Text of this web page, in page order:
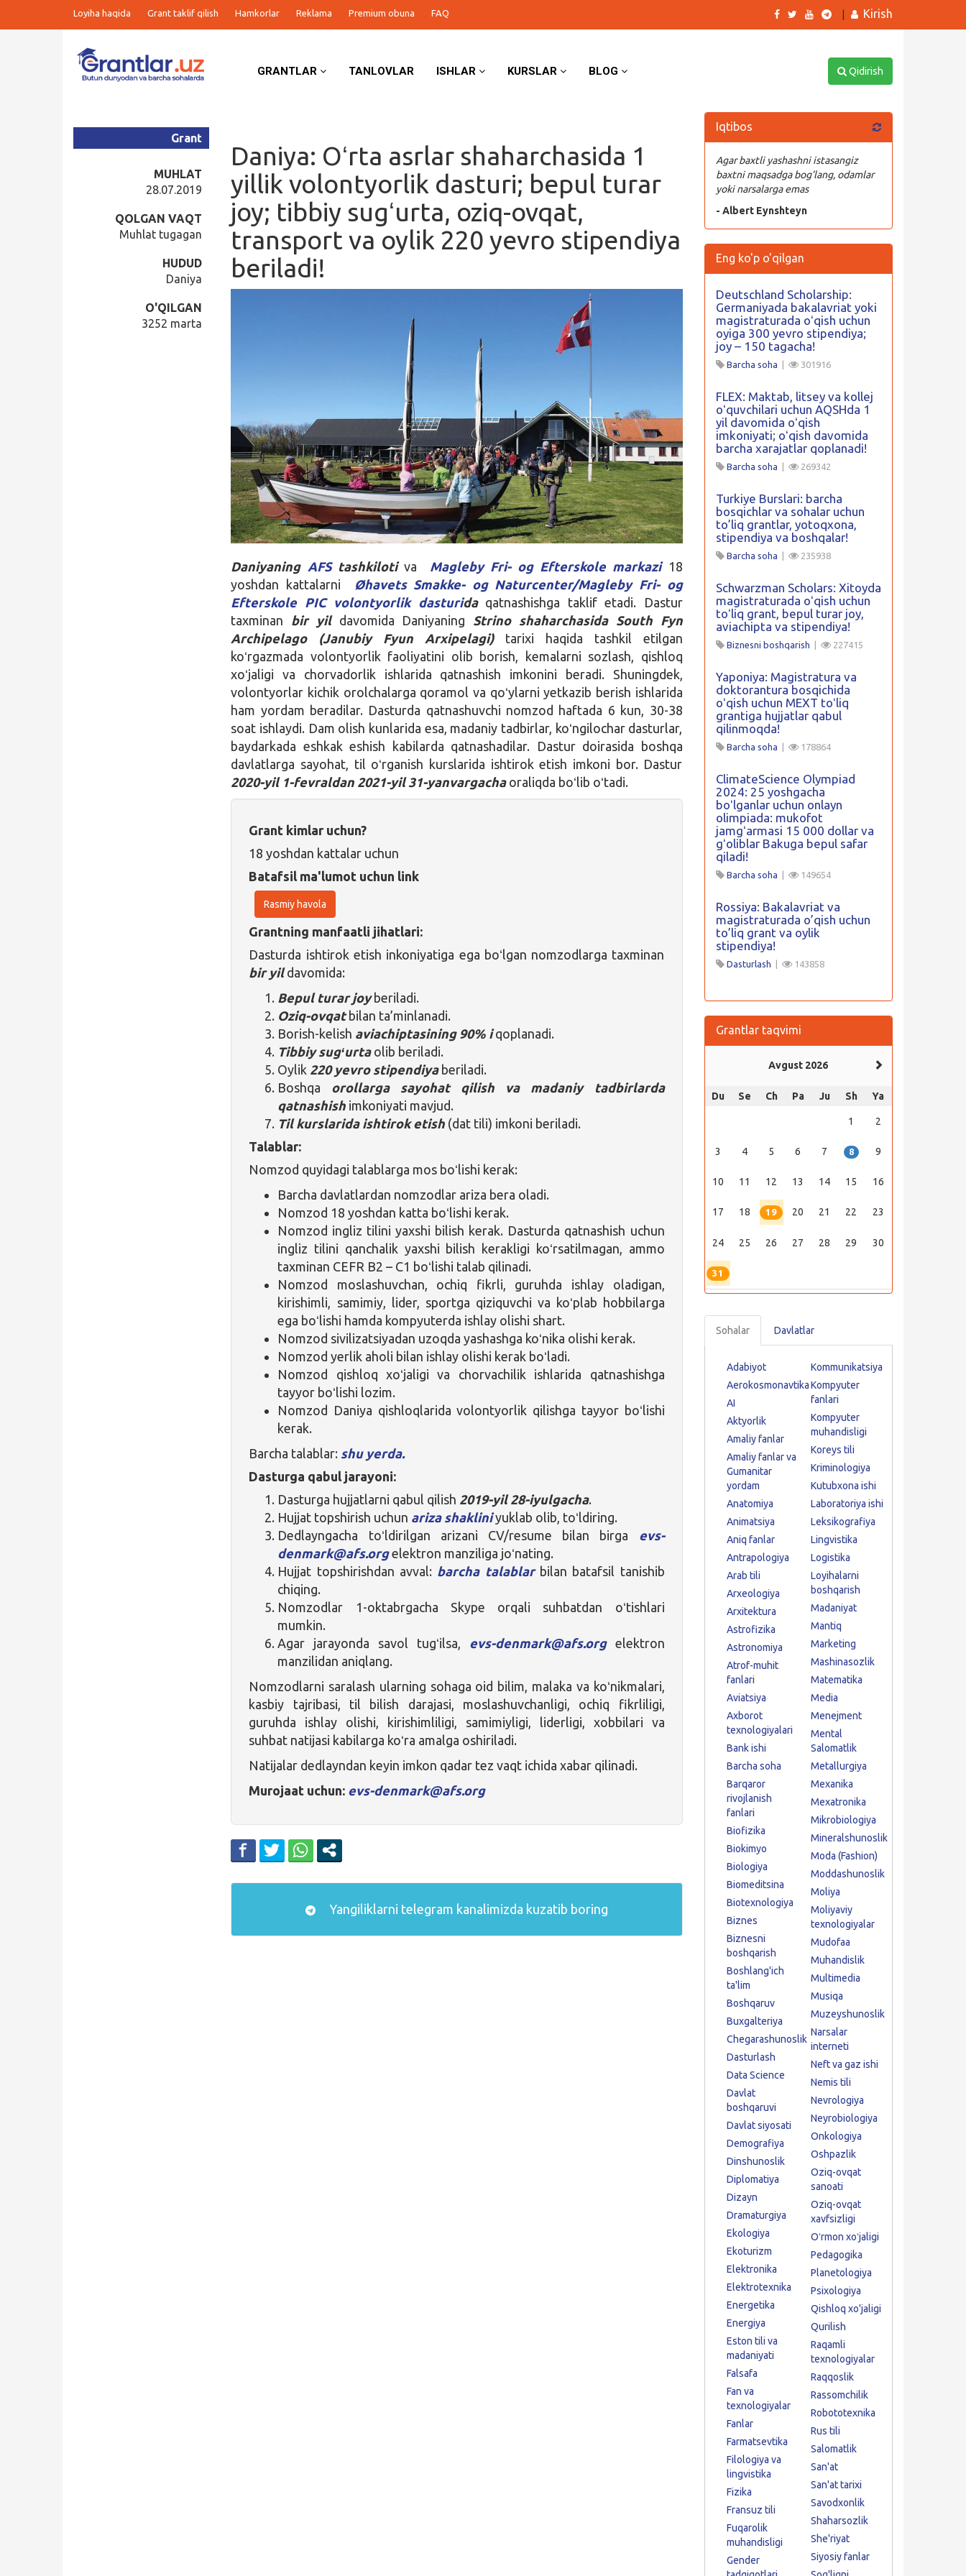
Loyiha haqida Grant taklif qilish Hamkorlar Reklama Premium obuna FAQ Kirish
GRANTLAR TANLOVLAR ISHLAR KURSLAR BLOG Qidirish
Daniya: Oʻrta asrlar shaharchasida 1
yillik volontyorlik dasturi; bepul turar
joy; tibbiy sugʻurta, oziq-ovqat,
transport va oylik 220 yevro stipendiya
beriladi!
Grant
MUHLAT
28.07.2019
QOLGAN VAQT
Muhlat tugagan
HUDUD
Daniya
O'QILGAN
3252 marta
Daniyaning AFStashkiloti va Magleby Fri- og Efterskole markazi18
yoshdan kattalarni
Øhavets Smakke- og Naturcenter/Magleby Fri- og
Efterskole PIC volontyorlik dasturida qatnashishga taklif etadi. Dastur
taxminan bir yil davomida Daniyaning Strino shaharchasida South Fyn
Archipelago (Janubiy Fyun Arxipelagi) tarixi haqida tashkil etilgan
koʻrgazmada volontyorlik faoliyatini olib borish, kemalarni sozlash, qishloq
xoʻjaligi va chorvadorlik ishlarida qatnashish imkonini beradi. Shuningdek,
volontyorlar kichik orolchalarga qoramol va qoʻylarni yetkazib berish ishlarida
ham yordam beradilar. Dasturda qatnashuvchi nomzod haftada 6 kun, 30-38
soat ishlaydi. Dam olish kunlarida esa, madaniy tadbirlar, koʻngilochar dasturlar,
baydarkada eshkak eshish kabilarda qatnashadilar. Dastur doirasida boshqa
davlatlarga sayohat, til oʻrganish kurslarida ishtirok etish imkoni bor. Dastur
2020-yil 1-fevraldan 2021-yil 31-yanvargacha oraliqda boʻlib oʻtadi.
Grant kimlar uchun?
18 yoshdan kattalar uchun
Batafsil ma'lumot uchun link
Rasmiy havola
Grantning manfaatli jihatlari:
Dasturda ishtirok etish inkoniyatiga ega boʻlgan nomzodlarga taxminan
bir yildavomida:
Bepul turar joyberiladi.
Oziq-ovqatbilan ta’minlanadi.
Borish-kelish aviachiptasining 90% iqoplanadi.
Tibbiy sugʻurtaolib beriladi.
Oylik 220 yevro stipendiya beriladi.
Boshqa orollarga sayohat qilish va madaniy tadbirlarda
qatnashish imkoniyati mavjud.
Til kurslarida ishtirok etish (dat tili) imkoni beriladi.
Talablar:
Nomzod quyidagi talablarga mos boʻlishi kerak:
Barcha davlatlardan nomzodlar ariza bera oladi.
Nomzod 18 yoshdan katta boʻlishi kerak.
Nomzod ingliz tilini yaxshi bilish kerak. Dasturda qatnashish uchun
ingliz tilini qanchalik yaxshi bilish kerakligi koʻrsatilmagan, ammo
taxminan CEFR B2 – C1 boʻlishi talab qilinadi.
Nomzod moslashuvchan, ochiq fikrli, guruhda ishlay oladigan,
kirishimli, samimiy, lider, sportga qiziquvchi va koʻplab hobbilarga
ega boʻlishi hamda kompyuterda ishlay olishi shart.
Nomzod sivilizatsiyadan uzoqda yashashga koʻnika olishi kerak.
Nomzod yerlik aholi bilan ishlay olishi kerak boʻladi.
Nomzod qishloq xoʻjaligi va chorvachilik ishlarida qatnashishga
tayyor boʻlishi lozim.
Nomzod Daniya qishloqlarida volontyorlik qilishga tayyor boʻlishi
kerak.
Barcha talablar: shu yerda.
Dasturga qabul jarayoni:
Dasturga hujjatlarni qabul qilish 2019-yil 28-iyulgacha.
Hujjat topshirish uchun ariza shakliniyuklab olib, toʻldiring.
Dedlayngacha toʻldirilgan arizani CV/resume bilan birga evs-
denmark@afs.orgelektron manziliga joʻnating.
Hujjat topshirishdan avval: barcha talablarbilan batafsil tanishib
chiqing.
Nomzodlar 1-oktabrgacha Skype orqali suhbatdan oʻtishlari
mumkin.
Agar jarayonda savol tugʻilsa, evs-denmark@afs.orgelektron
manzilidan aniqlang.
Nomzodlarni saralash ularning sohaga oid bilim, malaka va koʻnikmalari,
kasbiy tajribasi, til bilish darajasi, moslashuvchanligi, ochiq fikrliligi,
guruhda ishlay olishi, kirishimliligi, samimiyligi, liderligi, xobbilari va
suhbat natijasi kabilarga koʻra amalga oshiriladi.
Natijalar dedlayndan keyin imkon qadar tez vaqt ichida xabar qilinadi.
Murojaat uchun: evs-denmark@afs.org
Yangiliklarni telegram kanalimizda kuzatib boring
Iqtibos
Agar baxtli yashashni istasangiz
baxtni maqsadga bog’lang, odamlar
yoki narsalarga emas
- Albert Eynshteyn
Eng ko'p o'qilgan
Deutschland Scholarship:
Germaniyada bakalavriat yoki
magistraturada oʻqish uchun
oyiga 300 yevro stipendiya;
joy – 150 tagacha!
Barcha soha 301916
FLEX: Maktab, litsey va kollej
oʻquvchilari uchun AQSHda 1
yil davomida oʻqish
imkoniyati; oʻqish davomida
barcha xarajatlar qoplanadi!
Barcha soha 269342
Turkiye Burslari: barcha
bosqichlar va sohalar uchun
to’liq grantlar, yotoqxona,
stipendiya va boshqalar!
Barcha soha 235938
Schwarzman Scholars: Xitoyda
magistraturada oʻqish uchun
toʻliq grant, bepul turar joy,
aviachipta va stipendiya!
Biznesni boshqarish 227415
Yaponiya: Magistratura va
doktorantura bosqichida
oʻqish uchun MEXT toʻliq
grantiga hujjatlar qabul
qilinmoqda!
Barcha soha 178864
ClimateScience Olympiad
2024: 25 yoshgacha
boʻlganlar uchun onlayn
olimpiada: mukofot
jamgʻarmasi 15 000 dollar va
gʻoliblar Bakuga bepul safar
qiladi!
Barcha soha 149654
Rossiya: Bakalavriat va
magistraturada o’qish uchun
to’liq grant va oylik
stipendiya!
Dasturlash 143858
Grantlar taqvimi
Avgust 2026
Du Se Ch Pa Ju Sh Ya
1 2
3 4 5 6 7 8 9
10 11 12 13 14 15 16
17 18 19 20 21 22 23
24 25 26 27 28 29 30
31
Sohalar Davlatlar
Adabiyot
Aerokosmonavtika
AI
Aktyorlik
Amaliy fanlar
Amaliy fanlar va
Gumanitar
yordam
Anatomiya
Animatsiya
Aniq fanlar
Antrapologiya
Arab tili
Arxeologiya
Arxitektura
Astrofizika
Astronomiya
Atrof-muhit
fanlari
Aviatsiya
Axborot
texnologiyalari
Bank ishi
Barcha soha
Barqaror
rivojlanish
fanlari
Biofizika
Biokimyo
Biologiya
Biomeditsina
Biotexnologiya
Biznes
Biznesni
boshqarish
Boshlang'ich
ta'lim
Boshqaruv
Buxgalteriya
Chegarashunoslik
Dasturlash
Data Science
Davlat
boshqaruvi
Davlat siyosati
Demografiya
Dinshunoslik
Diplomatiya
Dizayn
Dramaturgiya
Ekologiya
Ekoturizm
Elektronika
Elektrotexnika
Energetika
Energiya
Eston tili va
madaniyati
Falsafa
Fan va
texnologiyalar
Fanlar
Farmatsevtika
Filologiya va
lingvistika
Fizika
Fransuz tili
Fuqarolik
muhandisligi
Gender
Kommunikatsiya
Kompyuter
fanlari
Kompyuter
muhandisligi
Koreys tili
Kriminologiya
Kutubxona ishi
Laboratoriya ishi
Leksikografiya
Lingvistika
Logistika
Loyihalarni
boshqarish
Madaniyat
Mantiq
Marketing
Mashinasozlik
Matematika
Media
Menejment
Mental
Salomatlik
Metallurgiya
Mexanika
Mexatronika
Mikrobiologiya
Mineralshunoslik
Moda (Fashion)
Moddashunoslik
Moliya
Moliyaviy
texnologiyalar
Mudofaa
Muhandislik
Multimedia
Musiqa
Muzeyshunoslik
Narsalar
interneti
Neft va gaz ishi
Nemis tili
Nevrologiya
Neyrobiologiya
Onkologiya
Oshpazlik
Oziq-ovqat
sanoati
Oziq-ovqat
xavfsizligi
Oʻrmon xoʻjaligi
Pedagogika
Planetologiya
Psixologiya
Qishloq xo'jaligi
Qurilish
Raqamli
texnologiyalar
Raqqoslik
Rassomchilik
Robototexnika
Rus tili
Salomatlik
San'at
San'at tarixi
Savodxonlik
Shaharsozlik
She'riyat
Siyosiy fanlar